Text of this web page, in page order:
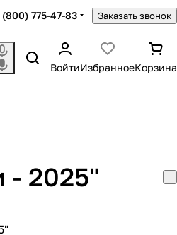
775-47-83 Заказать звонок
ВойтиИзбранноеКорзина
- 2025"